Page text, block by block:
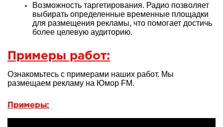
Возможность таргетирования. Радио позволяет
выбирать определенные временные площадки
для размещения рекламы, что помогает достичь
более целевую аудиторию.
Примеры работ:
Ознакомьтесь с примерами наших работ. Мы
размещаем рекламу на Юмор FM.
Примеры: